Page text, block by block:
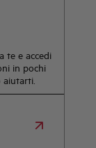
te e accedi
in pochi
aiutarti.